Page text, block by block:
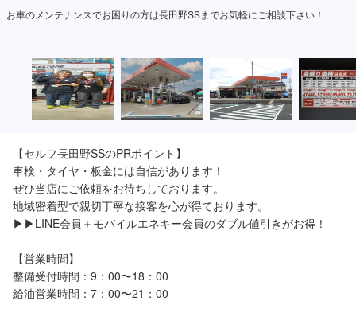
お車のメンテナンスでお困りの方は長田野SSまでお気軽にご相談下さい！
【セルフ長田野SSのPRポイント】
車検・タイヤ・板金には自信があります！
ぜひ当店にご依頼をお待ちしております。
地域密着型で親切丁寧な接客を心が得ております。
▶︎▶︎LINE会員＋モバイルエネキー会員のダブル値引きがお得！
【営業時間】
整備受付時間：9：00〜18：00
給油営業時間：7：00〜21：00